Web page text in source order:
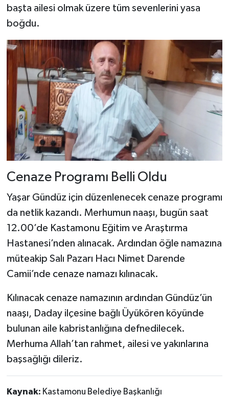
başta ailesi olmak üzere tüm sevenlerini yasa
boğdu.
Cenaze Programı Belli Oldu
Yaşar Gündüz için düzenlenecek cenaze programı
da netlik kazandı. Merhumun naaşı, bugün saat
12.00’de Kastamonu Eğitim ve Araştırma
Hastanesi’nden alınacak. Ardından öğle namazına
müteakip Salı Pazarı Hacı Nimet Darende
Camii’nde cenaze namazı kılınacak.
Kılınacak cenaze namazının ardından Gündüz’ün
naaşı, Daday ilçesine bağlı Üyükören köyünde
bulunan aile kabristanlığına defnedilecek.
Merhuma Allah’tan rahmet, ailesi ve yakınlarına
başsağlığı dileriz.
Kaynak: Kastamonu Belediye Başkanlığı
Karadeniz Haberleri
Teknoloji Haberleri
Siyaset Haberleri
Dünya Haberleri
Yerel Haberler
Haber Arşivi